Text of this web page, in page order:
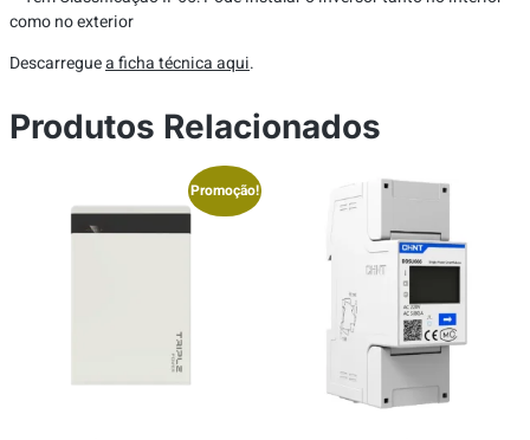
como no exterior
Descarreguea ficha técnica aqui.
Produtos Relacionados
Promoção!